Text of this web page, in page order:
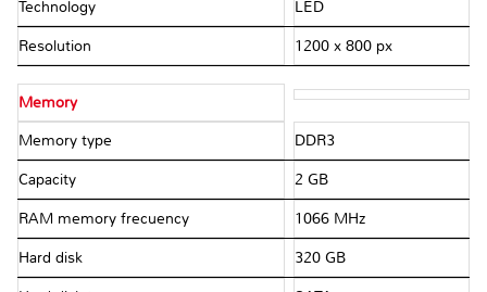
Technology LED
Resolution 1200 x 800 px
Memory
Memory type DDR3
Capacity 2 GB
RAM memory frecuency 1066 MHz
Hard disk 320 GB